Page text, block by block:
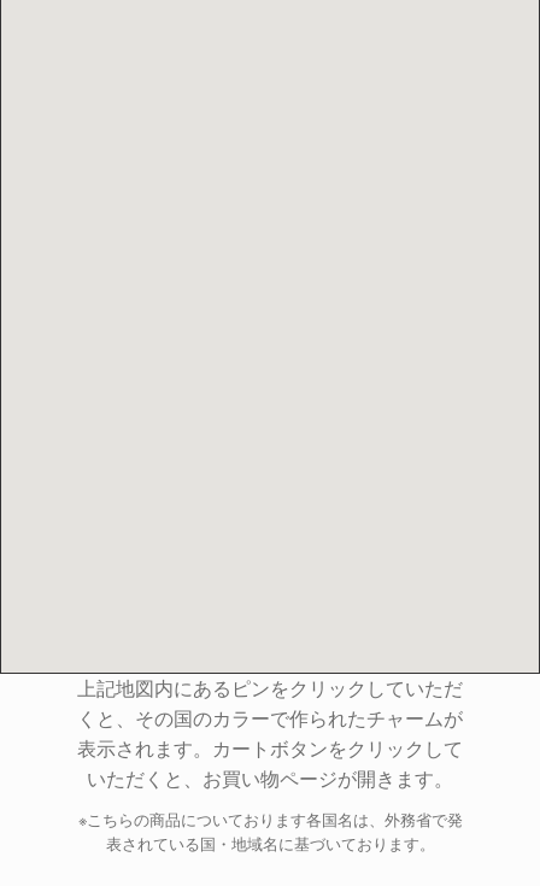
上記地図内にあるピンをクリックしていただ
くと、その国のカラーで作られたチャームが
表示されます。カートボタンをクリックして
いただくと、お買い物ページが開きます。
※こちらの商品についております各国名は、外務省で発
表されている国・地域名に基づいております。